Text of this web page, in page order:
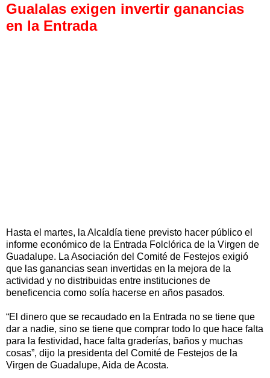
Gualalas exigen invertir ganancias
en la Entrada
Hasta el martes, la Alcaldía tiene previsto hacer público el
informe económico de la Entrada Folclórica de la Virgen de
Guadalupe. La Asociación del Comité de Festejos exigió
que las ganancias sean invertidas en la mejora de la
actividad y no distribuidas entre instituciones de
beneficencia como solía hacerse en años pasados.
“El dinero que se recaudado en la Entrada no se tiene que
dar a nadie, sino se tiene que comprar todo lo que hace falta
para la festividad, hace falta graderías, baños y muchas
cosas”, dijo la presidenta del Comité de Festejos de la
Virgen de Guadalupe, Aida de Acosta.